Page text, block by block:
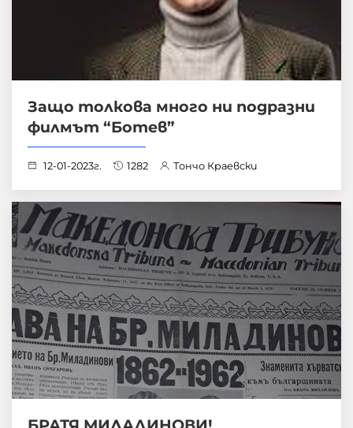
Защо толкова много ни подразни
филмът “Ботев”
12-01-2023г. 1282 Тончо Краевски